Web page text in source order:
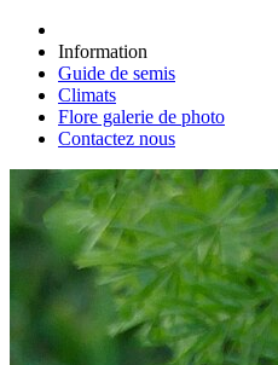
Information
Guide de semis
Climats
Flore galerie de photo
Contactez nous